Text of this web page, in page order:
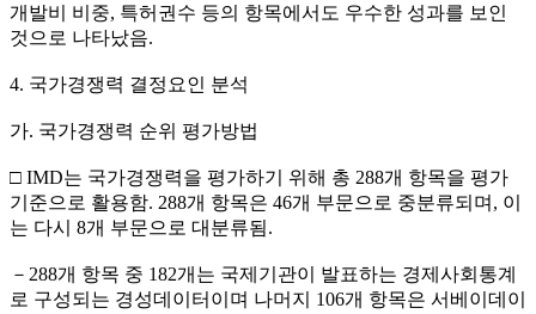
개발비 비중, 특허권수 등의 항목에서도 우수한 성과를 보인
것으로 나타났음.
4. 국가경쟁력 결정요인 분석
가. 국가경쟁력 순위 평가방법
□ IMD는 국가경쟁력을 평가하기 위해 총 288개 항목을 평가
기준으로 활용함. 288개 항목은 46개 부문으로 중분류되며, 이
는 다시 8개 부문으로 대분류됨.
－288개 항목 중 182개는 국제기관이 발표하는 경제사회통계
로 구성되는 경성데이터이며 나머지 106개 항목은 서베이데이